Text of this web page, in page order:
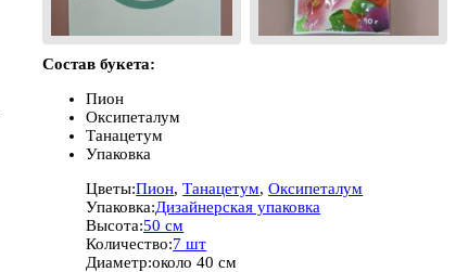
Состав букета:
Пион
Оксипеталум
Танацетум
Упаковка
Цветы:Пион,Танацетум,Оксипеталум
Упаковка:Дизайнерская упаковка
Высота:50 см
Количество:7 шт
Диаметр:около 40 см